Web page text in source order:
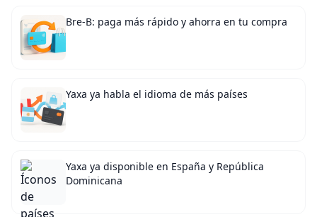
Bre-B: paga más rápido y ahorra en tu compra
Yaxa ya habla el idioma de más países
Yaxa ya disponible en España y República
Dominicana